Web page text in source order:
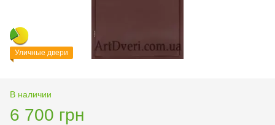
Уличные двери
В наличии
6 700 грн